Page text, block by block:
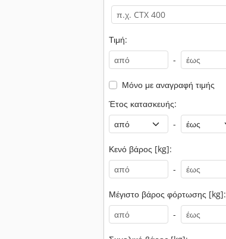
Τιμή:
-
Μόνο με αναγραφή τιμής
Έτος κατασκευής:
-
Κενό βάρος [kg]:
-
Μέγιστο βάρος φόρτωσης [kg]:
-